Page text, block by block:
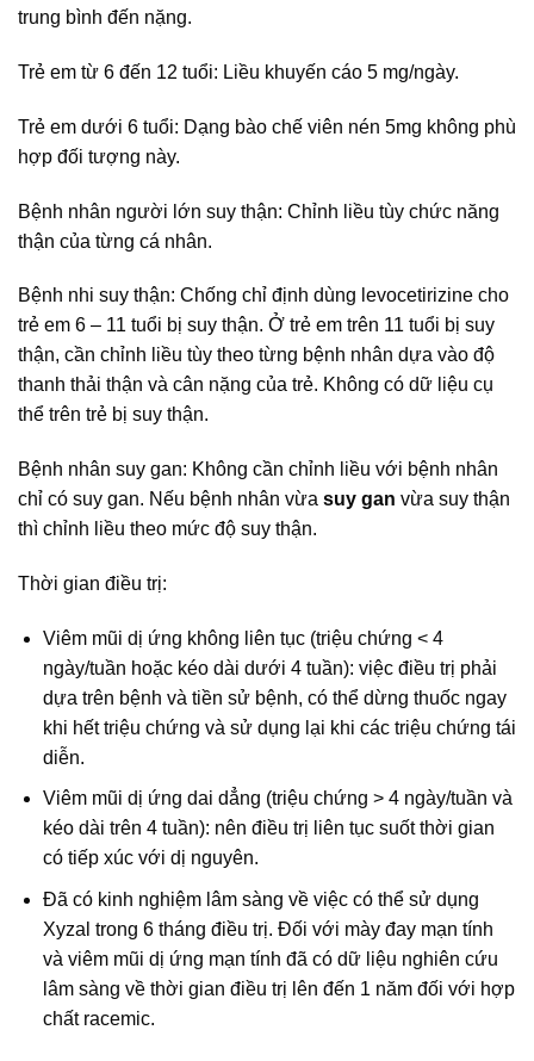
trung bình đến nặng.
Trẻ em từ 6 đến 12 tuổi: Liều khuyến cáo 5 mg/ngày.
Trẻ em dưới 6 tuổi: Dạng bào chế viên nén 5mg không phù
hợp đối tượng này.
Bệnh nhân người lớn suy thận: Chỉnh liều tùy chức năng
thận của từng cá nhân.
Bệnh nhi suy thận: Chống chỉ định dùng levocetirizine cho
trẻ em 6 – 11 tuổi bị suy thận. Ở trẻ em trên 11 tuổi bị suy
thận, cần chỉnh liều tùy theo từng bệnh nhân dựa vào độ
thanh thải thận và cân nặng của trẻ. Không có dữ liệu cụ
thể trên trẻ bị suy thận.
Bệnh nhân suy gan: Không cần chỉnh liều với bệnh nhân
chỉ có suy gan. Nếu bệnh nhân vừa suy gan vừa suy thận
thì chỉnh liều theo mức độ suy thận.
Thời gian điều trị:
Viêm mũi dị ứng không liên tục (triệu chứng < 4
ngày/tuần hoặc kéo dài dưới 4 tuần): việc điều trị phải
dựa trên bệnh và tiền sử bệnh, có thể dừng thuốc ngay
khi hết triệu chứng và sử dụng lại khi các triệu chứng tái
diễn.
Viêm mũi dị ứng dai dẳng (triệu chứng > 4 ngày/tuần và
kéo dài trên 4 tuần): nên điều trị liên tục suốt thời gian
có tiếp xúc với dị nguyên.
Đã có kinh nghiệm lâm sàng về việc có thể sử dụng
Xyzal trong 6 tháng điều trị. Đối với mày đay mạn tính
và viêm mũi dị ứng mạn tính đã có dữ liệu nghiên cứu
lâm sàng về thời gian điều trị lên đến 1 năm đối với hợp
chất racemic.